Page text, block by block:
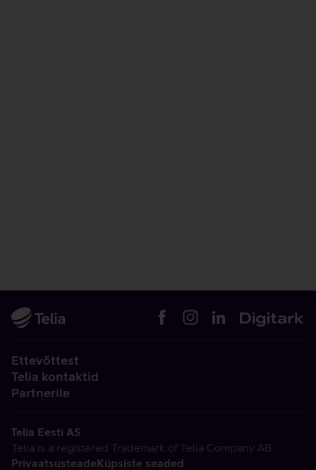
Ettevõttest
Telia kontaktid
Partnerile
Telia Eesti AS
Telia is a registered Trademark of Telia Company AB
PrivaatsusteadeKüpsiste seaded